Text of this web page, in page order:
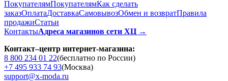
ПокупателямПокупателямКак сделать
заказОплатаДоставкаCамовывозОбмен и возвратПравила
продажиСтатьи
КонтактыАдреса магазинов сети ХЦ →
Контакт–центр интернет-магазина:
8 800 234 01 22(бесплатно по России)
+7 495 933 74 93(Москва)
support@x-moda.ru